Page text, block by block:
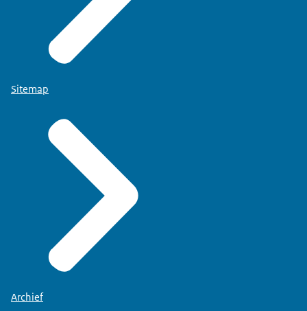
Sitemap
Archief